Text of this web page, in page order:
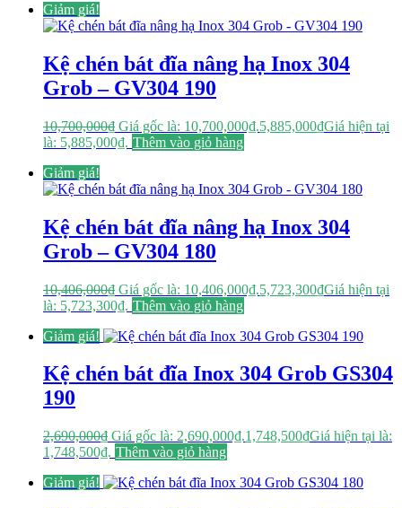
Giảm giá!
Kệ chén bát đĩa nâng hạ Inox 304
Grob – GV304 190
10,700,000₫ Giá gốc là: 10,700,000₫.5,885,000₫Giá hiện tại
là: 5,885,000₫. Thêm vào giỏ hàng
Giảm giá!
Kệ chén bát đĩa nâng hạ Inox 304
Grob – GV304 180
10,406,000₫ Giá gốc là: 10,406,000₫.5,723,300₫Giá hiện tại
là: 5,723,300₫. Thêm vào giỏ hàng
Giảm giá!
Kệ chén bát đĩa Inox 304 Grob GS304
190
2,690,000₫ Giá gốc là: 2,690,000₫.1,748,500₫Giá hiện tại là:
1,748,500₫. Thêm vào giỏ hàng
Giảm giá!